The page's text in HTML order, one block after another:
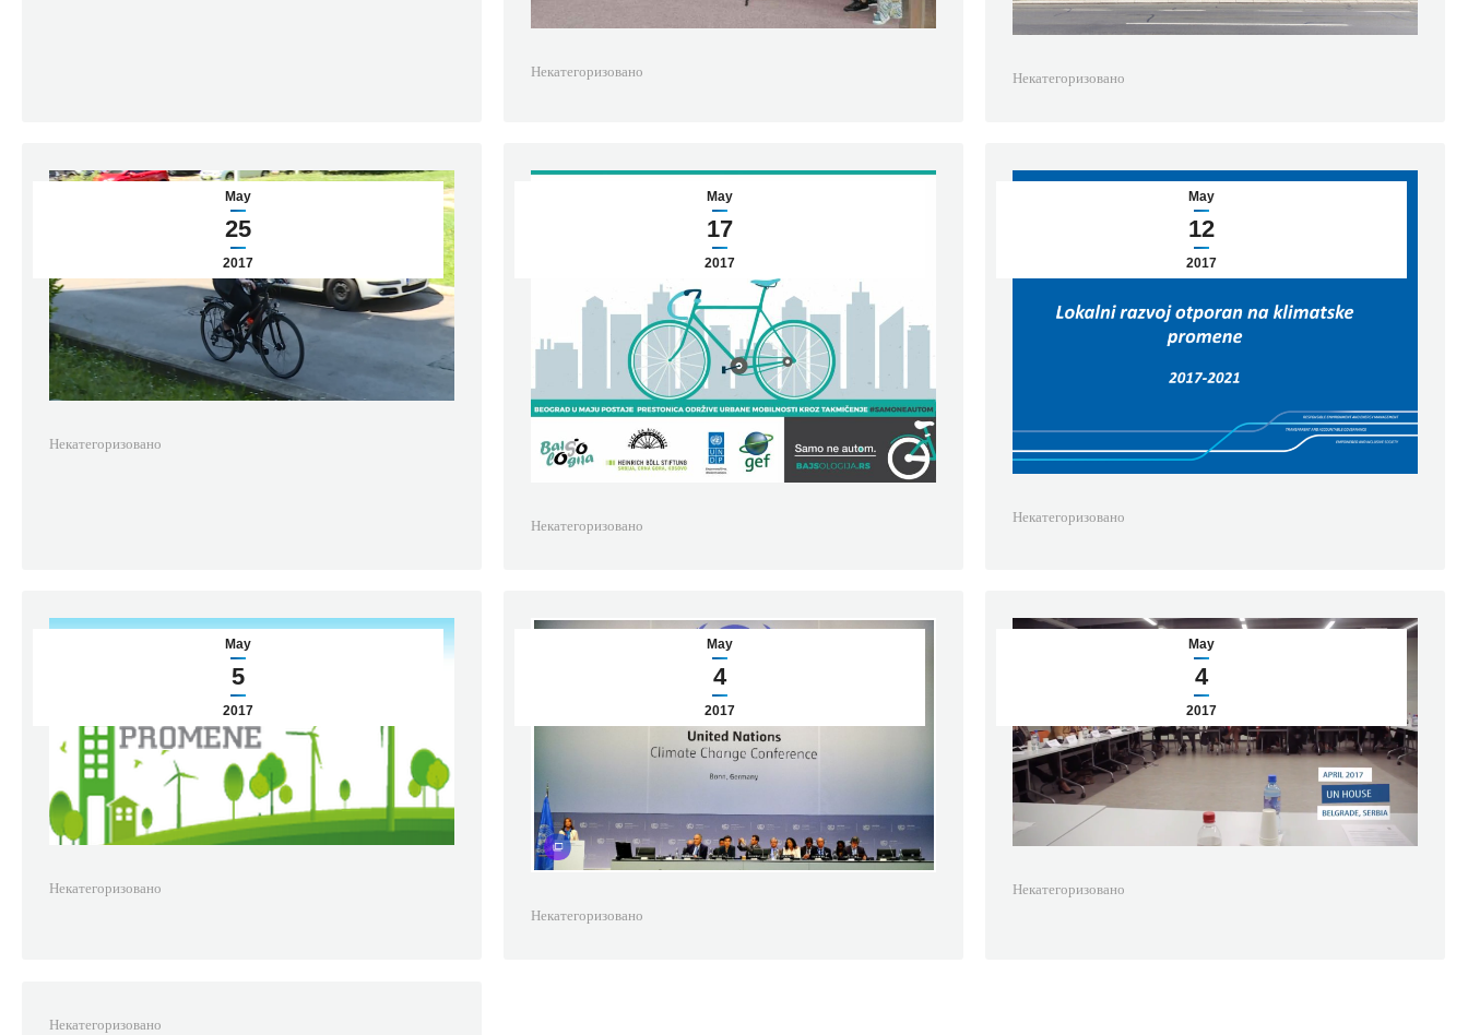
Некатегоризовано Некатегоризовано
May
25
2017
Некатегоризовано
May
17
2017
Некатегоризовано
May
12
2017
Некатегоризовано
May
5
2017
Некатегоризовано
May
4
2017
Некатегоризовано
May
4
2017
Некатегоризовано
Некатегоризовано